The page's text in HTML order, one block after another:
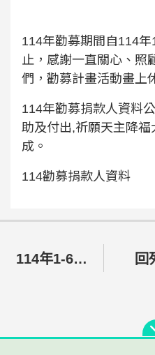
114年勸募期間自114
止，感謝一直關心、照
們，勸募計畫活動畫上
114年勸募捐款人資料
助及付出,祈願天主降
成。
114勸募捐款人資料
114年1-6月捐款/捐物明細 回